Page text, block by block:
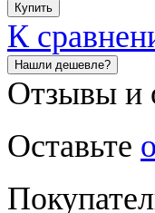
К
Отзывы и
Оставьте